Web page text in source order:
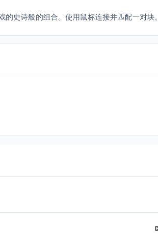
史诗般的组合。使用鼠标连接并匹配一对块。